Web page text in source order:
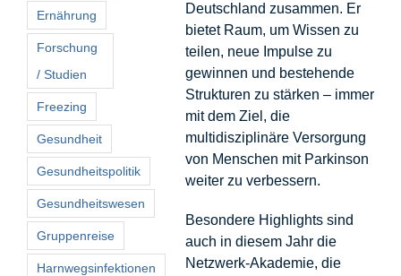
Deutschland zusammen. Er
bietet Raum, um Wissen zu
teilen, neue Impulse zu
gewinnen und bestehende
Strukturen zu stärken – immer
mit dem Ziel, die
multidisziplinäre Versorgung
von Menschen mit Parkinson
weiter zu verbessern.
Besondere Highlights sind
auch in diesem Jahr die
Netzwerk-Akademie, die
Ernährung
Forschung
/ Studien
Freezing
Gesundheit
Gesundheitspolitik
Gesundheitswesen
Gruppenreise
Harnwegsinfektionen